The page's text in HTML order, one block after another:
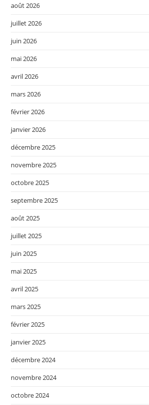
août 2026
juillet 2026
juin 2026
mai 2026
avril 2026
mars 2026
février 2026
janvier 2026
décembre 2025
novembre 2025
octobre 2025
septembre 2025
août 2025
juillet 2025
juin 2025
mai 2025
avril 2025
mars 2025
février 2025
janvier 2025
décembre 2024
novembre 2024
octobre 2024